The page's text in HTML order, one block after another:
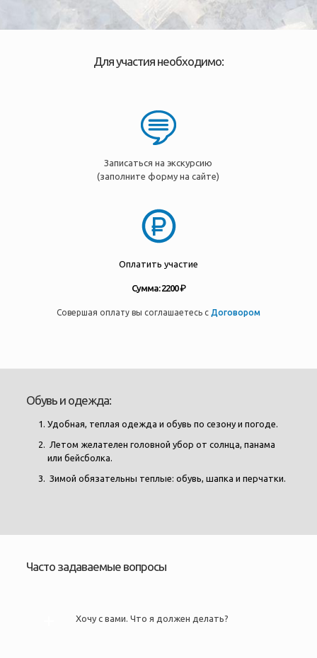
Для участия необходимо:
Записаться на экскурсию
(заполните форму на сайте)
Оплатить участие
Сумма: 2200 ₽
Совершая оплату вы соглашаетесь с Договором
Обувь и одежда:
Удобная, теплая одежда и обувь по сезону и погоде.
Летом желателен головной убор от солнца, панама
или бейсболка.
Зимой обязательны теплые: обувь, шапка и перчатки.
Часто задаваемые вопросы
Хочу с вами. Что я должен делать?